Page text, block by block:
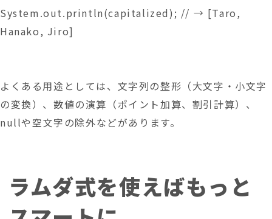
System.out.println(capitalized); // → [Taro,
Hanako, Jiro]
よくある用途としては、文字列の整形（大文字・小文字
の変換）、数値の演算（ポイント加算、割引計算）、
nullや空文字の除外などがあります。
ラムダ式を使えばもっと